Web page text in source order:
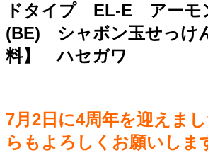
ドタイプ EL-E アーモ
(BE) シャボン玉せっけ
料】 ハセガワ
7月2日に4周年を迎えま
らもよろしくお願いしま